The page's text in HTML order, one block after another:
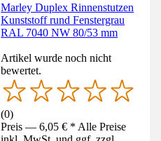
Marley Duplex Rinnenstutzen
Kunststoff rund Fenstergrau
RAL 7040 NW 80/53 mm
Artikel wurde noch nicht
bewertet.
(0)
Preis — 6,05 € * Alle Preise